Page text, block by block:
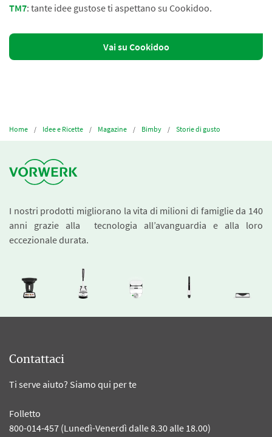
TM7: tante idee gustose ti aspettano su Cookidoo.
Vai su Cookidoo
Home Idee e Ricette Magazine Bimby Storie di gusto
I nostri prodotti migliorano la vita di milioni di famiglie da 140
anni grazie alla tecnologia all’avanguardia e alla loro
eccezionale durata.
Contattaci
Ti serve aiuto? Siamo qui per te
Folletto
800-014-457 (Lunedì-Venerdì dalle 8.30 alle 18.00)